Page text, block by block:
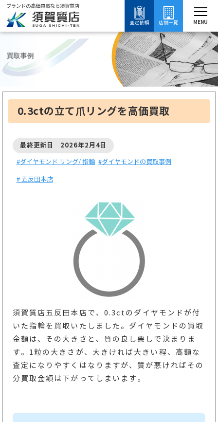
ブランドの高価買取なら須賀質店
査定依頼
店舗一覧 MENU
ブランド買取 ダイヤモンド買取 ダイヤモンド リング/ 指輪買取
買取事例
0.3ctの立て爪リングを高価買取
最終更新日 2026年2月4日
#ダイヤモンド リング/ 指輪 #ダイヤモンドの買取事例
# 五反田本店
須賀質店五反田本店で、0.3ctのダイヤモンドが付
いた指輪を買取いたしました。ダイヤモンドの買取
金額は、その大きさと、質の良し悪しで決まりま
す。1粒の大きさが、大きければ大きい程、高額な
査定になりやすくはなりますが、質が悪ければその
分買取金額は下がってしまいます。